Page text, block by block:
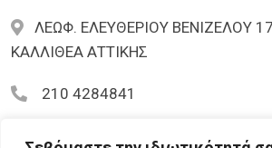
ΛΕΩΦ. ΕΛΕΥΘΕΡΙΟΥ ΒΕΝΙΖΕΛΟΥ
ΚΑΛΛΙΘΕΑ ΑΤΤΙΚΗΣ
210 4284841